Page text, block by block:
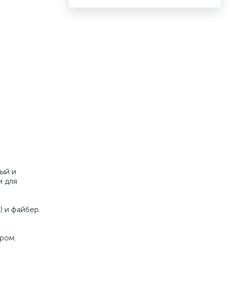
и
для
и файбер.